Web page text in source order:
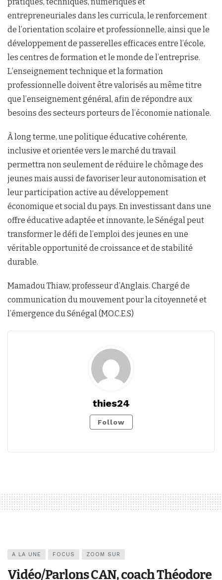
entrepreneuriales dans les curricula, le renforcement
de l’orientation scolaire et professionnelle, ainsi que le
développement de passerelles efficaces entre l’école,
les centres de formation et le monde de l’entreprise.
L’enseignement technique et la formation
professionnelle doivent être valorisés au même titre
que l’enseignement général, afin de répondre aux
besoins des secteurs porteurs de l’économie nationale.
À long terme, une politique éducative cohérente,
inclusive et orientée vers le marché du travail
permettra non seulement de réduire le chômage des
jeunes mais aussi de favoriser leur autonomisation et
leur participation active au développement
économique et social du pays. En investissant dans une
offre éducative adaptée et innovante, le Sénégal peut
transformer le défi de l’emploi des jeunes en une
véritable opportunité de croissance et de stabilité
durable.
Mamadou Thiaw, professeur d’Anglais. Chargé de
communication du mouvement pour la citoyenneté et
l’émergence du Sénégal (MO.C.E.S)
thies24
Follow
A LA UNE FOCUS ZOOM SUR
Vidéo/Parlons CAN, coach Théodore